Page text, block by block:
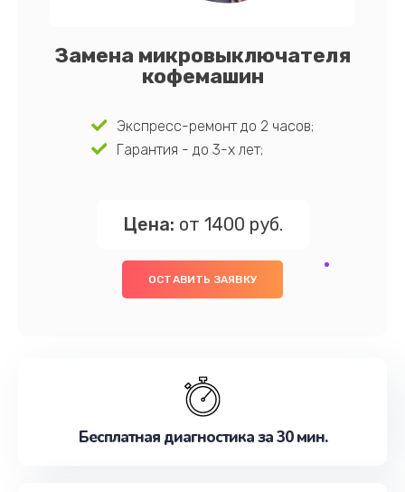
Замена микровыключателя
кофемашин
Экспресс-ремонт до 2 часов;
Гарантия - до 3-х лет;
Цена: от 1400 руб.
ОСТАВИТЬ ЗАЯВКУ
Бесплатная диагностика за 30 мин.